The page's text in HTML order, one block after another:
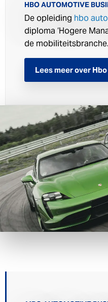
HBO AUTOMOTIVE
De opleiding hbo
diploma ‘Hogere
de
Lees meer over